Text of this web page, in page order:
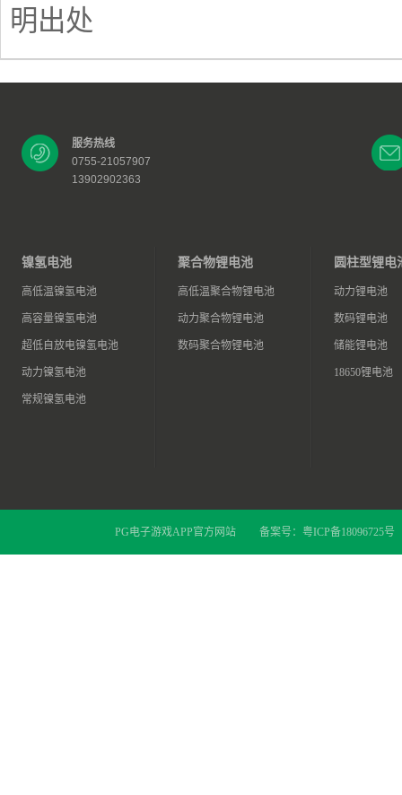
明出处
服务热线
0755-21057907
13902902363
镍氢电池
高低温镍氢电池
高容量镍氢电池
超低自放电镍氢电池
动力镍氢电池
常规镍氢电池
聚合物锂电池
高低温聚合物锂电池
动力聚合物锂电池
数码聚合物锂电池
圆柱型锂电
动力锂电池
数码锂电池
储能锂电池
18650锂电池
PG电子游戏APP官方网站 备案号： 粤ICP备18096725号